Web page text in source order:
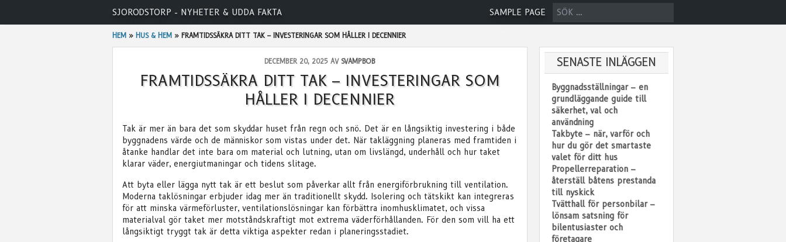
SJORODSTORP - NYHETER & UDDA FAKTA SÖK
SAMPLE PAGE
HEM » HUS & HEM » FRAMTIDSSÄKRA DITT TAK – INVESTERINGAR SOM HÅLLER I DECENNIER
DECEMBER 20, 2025 AV SVAMPBOB
FRAMTIDSSÄKRA DITT TAK – INVESTERINGAR SOM
HÅLLER I DECENNIER
Tak är mer än bara det som skyddar huset från regn och snö. Det är en långsiktig investering i både
byggnadens värde och de människor som vistas under det. När takläggning planeras med framtiden i
åtanke handlar det inte bara om material och lutning, utan om livslängd, underhåll och hur taket
klarar väder, energiutmaningar och tidens slitage.
Att byta eller lägga nytt tak är ett beslut som påverkar allt från energiförbrukning till ventilation.
Moderna taklösningar erbjuder idag mer än traditionellt skydd. Isolering och tätskikt kan integreras
för att minska värmeförluster, ventilationslösningar kan förbättra inomhusklimatet, och vissa
materialval gör taket mer motståndskraftigt mot extrema väderförhållanden. För den som vill ha ett
långsiktigt tryggt tak är detta viktiga aspekter redan i planeringsstadiet.
SENASTE INLÄGGEN
Byggnadsställningar – en
grundläggande guide till
säkerhet, val och
användning
Takbyte – när, varför och
hur du gör det smartaste
valet för ditt hus
Propellerreparation –
återställ båtens prestanda
till nyskick
Tvätthall för personbilar –
lönsam satsning för
bilentusiaster och
företagare